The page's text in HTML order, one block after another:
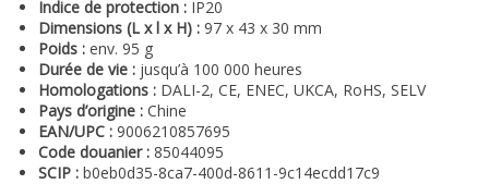
Indice de protection : IP20
Dimensions (L x l x H) : 97 x 43 x 30 mm
Poids : env. 95 g
Durée de vie : jusqu’à 100 000 heures
Homologations : DALI-2, CE, ENEC, UKCA, RoHS, SELV
Pays d’origine : Chine
EAN/UPC : 9006210857695
Code douanier : 85044095
SCIP : b0eb0d35-8ca7-400d-8611-9c14ecdd17c9